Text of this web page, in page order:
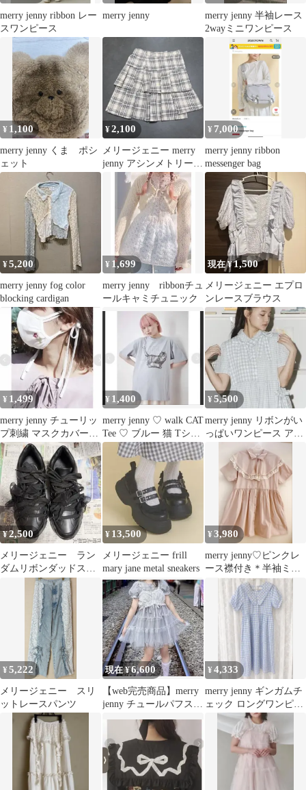
merry jenny ribbon レー
スワンピース
merry jenny
merry jenny 半袖レース
2wayミニワンピース
¥ 1,100
merry jenny くま ポシ
ェット
¥2,100
メリージェニー merry
jenny アシンメトリーチ
ェックスカート
¥ 7,000
merry jenny ribbon
messenger bag
¥5,200
merry jenny fog color
blocking cardigan
¥ 1,699
merry jenny ribbonチュ
ールキャミチュニック
現在 ¥1,500
メリージェニー エプロ
ンレースブラウス
¥ 1,499
merry jenny チューリッ
プ刺繍 マスクカバー
ホワイト
¥ 1,400
merry jenny ♡ walk CAT
Tee ♡ ブルー 猫 Tシャ
ツ
¥5,500
merry jenny リボンがい
っぱいワンピース アイ
スブルー メリージェニ
¥2,500
メリージェニー ラン
ダムリボンダッドスニ
¥ 13,500
メリージェニー frill
mary jane metal sneakers
¥3,980
merry jenny♡ピンクレ
ース襟付き＊半袖ミニ
ワンピ
¥5,222
メリージェニー スリ
ットレースパンツ
現在 ¥6,600
【web完売商品】merry
jenny チュールパフスリ
¥4,333
merry jenny ギンガムチ
ェック ロングワンピー
ス ワンピース